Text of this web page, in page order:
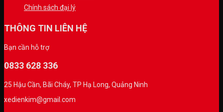
Chính sách đại lý
THÔNG TIN LIÊN HỆ
Bạn cần hỗ trợ
0833 628 336
25 Hậu Cần, Bãi Cháy, TP Hạ Long, Quảng Ninh
xedienkim@gmail.com